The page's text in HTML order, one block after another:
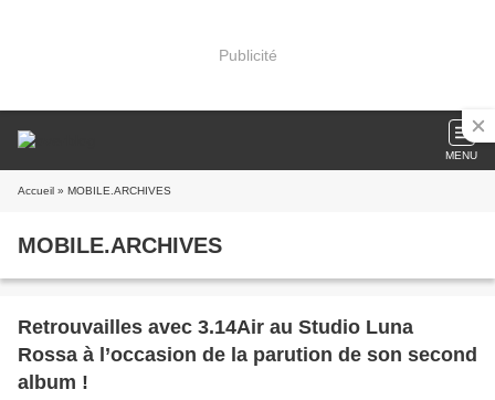
Publicité
MENU
Accueil » MOBILE.ARCHIVES
MOBILE.ARCHIVES
Retrouvailles avec 3.14Air au Studio Luna
Rossa à l’occasion de la parution de son second
album !